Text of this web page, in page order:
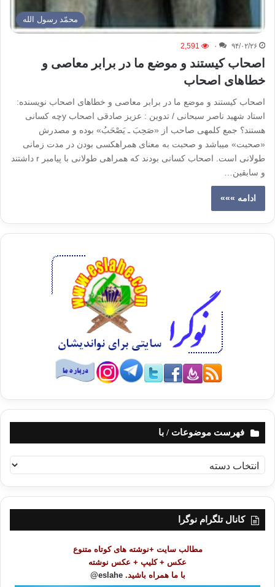
محمّد رسول الله
۹۴/۰۲/۲۶ ۰ 2,591
اصحاب کیستند و موضع ما در برابر معاصی و
خطاهای اصحاب
اصحاب کیستند و موضع ما در برابر معاصی و خطاهای اصحاب نویسنده:
استاد شهید ناصر سبحانی / تدوین : عزیز صادقی اصحاب yچه کسانی
هستند؟ جمع کلمه‏ی صاحب از «صَحِبَ ـ یَصْحَبُ» بوده و مصدرش
«صحبت» می‏باشد و صحبت به ‏معنای همراه‏کسی ‏بودن در مدت زمانی
طولانی است. اصحاب کسانی بودند که همراهی طولانی با پیامبر r داشتند
و سابقین…
ادامه »»»
فهرست موضوعات / با
ه
ر
کانال تلگرام نوگرا
مطالب سایت +نوشته های کوتاه متنوع
عکس + کلیپ + عکس نوشته
با ما همراه باشید. eslahe@